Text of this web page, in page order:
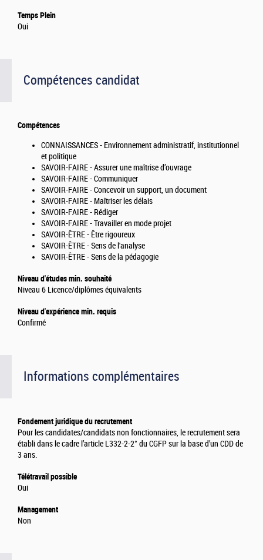
Temps Plein
Oui
Compétences candidat
Compétences
CONNAISSANCES - Environnement administratif, institutionnel
et politique
SAVOIR-FAIRE - Assurer une maîtrise d’ouvrage
SAVOIR-FAIRE - Communiquer
SAVOIR-FAIRE - Concevoir un support, un document
SAVOIR-FAIRE - Maîtriser les délais
SAVOIR-FAIRE - Rédiger
SAVOIR-FAIRE - Travailler en mode projet
SAVOIR-ÊTRE - Être rigoureux
SAVOIR-ÊTRE - Sens de l'analyse
SAVOIR-ÊTRE - Sens de la pédagogie
Niveau d'études min. souhaité
Niveau 6 Licence/diplômes équivalents
Niveau d'expérience min. requis
Confirmé
Informations complémentaires
Fondement juridique du recrutement
Pour les candidates/candidats non fonctionnaires, le recrutement sera
établi dans le cadre l’article L332-2-2° du CGFP sur la base d’un CDD de
3 ans.
Télétravail possible
Oui
Management
Non